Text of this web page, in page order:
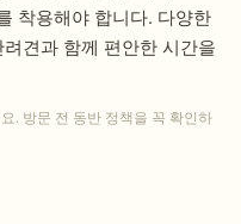
착용해야 합니다. 다양한
견과 함께 편안한 시간을
. 방문 전 동반 정책을 꼭 확인하